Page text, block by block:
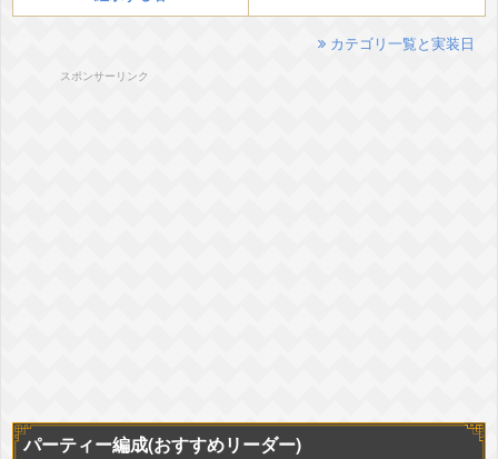
カテゴリ一覧と実装日
スポンサーリンク
パーティー編成(おすすめリーダー)